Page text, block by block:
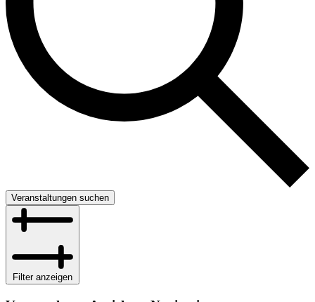
Veranstaltungen suchen
Filter anzeigen